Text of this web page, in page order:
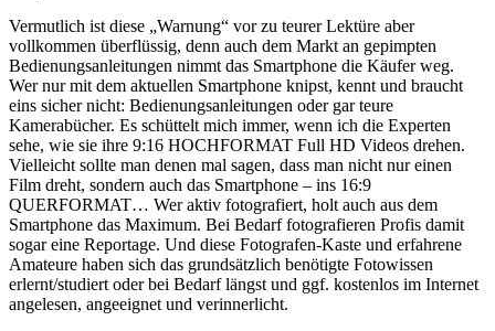
Vermutlich ist diese „Warnung“ vor zu teurer Lektüre aber
vollkommen überflüssig, denn auch dem Markt an gepimpten
Bedienungsanleitungen nimmt das Smartphone die Käufer weg.
Wer nur mit dem aktuellen Smartphone knipst, kennt und braucht
eins sicher nicht: Bedienungsanleitungen oder gar teure
Kamerabücher. Es schüttelt mich immer, wenn ich die Experten
sehe, wie sie ihre 9:16 HOCHFORMAT Full HD Videos drehen.
Vielleicht sollte man denen mal sagen, dass man nicht nur einen
Film dreht, sondern auch das Smartphone – ins 16:9
QUERFORMAT… Wer aktiv fotografiert, holt auch aus dem
Smartphone das Maximum. Bei Bedarf fotografieren Profis damit
sogar eine Reportage. Und diese Fotografen-Kaste und erfahrene
Amateure haben sich das grundsätzlich benötigte Fotowissen
erlernt/studiert oder bei Bedarf längst und ggf. kostenlos im Internet
angelesen, angeeignet und verinnerlicht.